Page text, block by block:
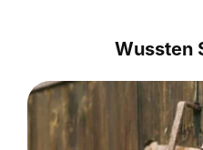
Wussten